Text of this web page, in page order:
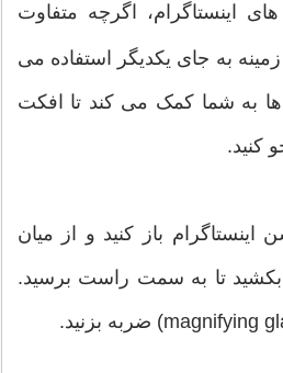
اینستاگرام، اگرچه متفاوت
به جای یکدیگر استفاده می
ها به شما کمک می کند تا افکت
کنید.
اینستاگرام باز کنید و از میان
بکشید تا به سمت راست برسید.